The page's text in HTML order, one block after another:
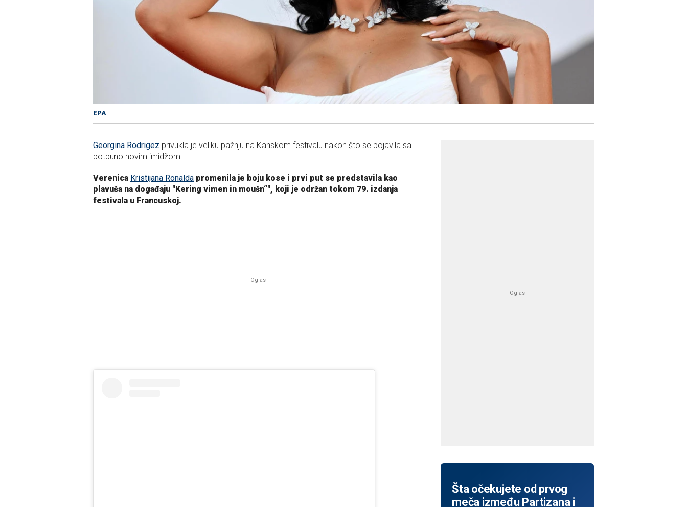
EPA
Georgina Rodrigez privukla je veliku pažnju na Kanskom festivalu nakon što se pojavila sa
potpuno novim imidžom.
Verenica Kristijana Ronalda promenila je boju kose i prvi put se predstavila kao
plavuša na događaju "Kering vimen in moušn“", koji je održan tokom 79. izdanja
festivala u Francuskoj.
Šta očekujete od prvog
meča između Partizana i